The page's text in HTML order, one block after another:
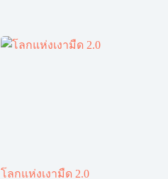
โลกแห่งเงามืด 2.0